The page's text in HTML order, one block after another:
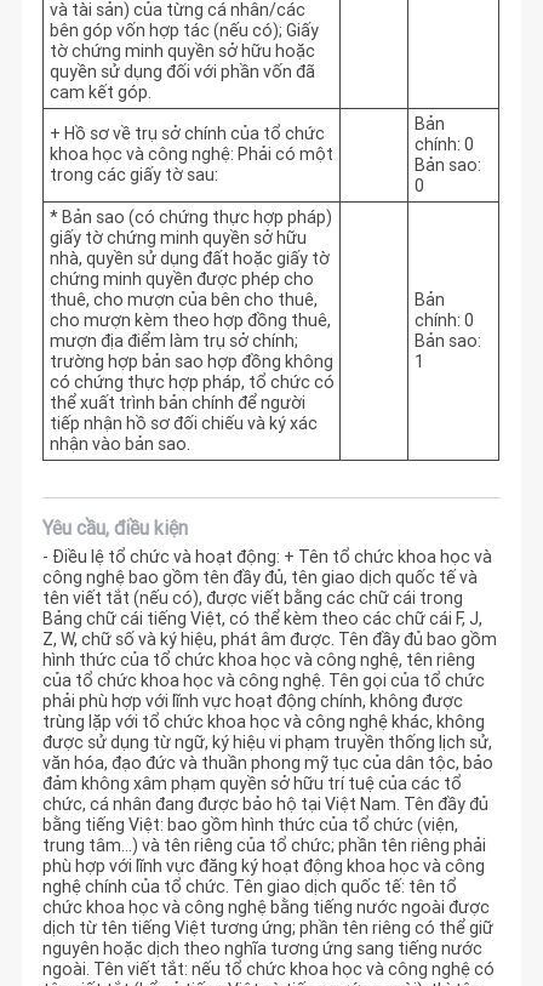
và tài sản) của từng cá nhân/các
bên góp vốn hợp tác (nếu có); Giấy
tờ chứng minh quyền sở hữu hoặc
quyền sử dụng đối với phần vốn đã
cam kết góp.
+ Hồ sơ về trụ sở chính của tổ chức
khoa học và công nghệ: Phải có một
trong các giấy tờ sau:
Bản
chính: 0
Bản sao:
0
* Bản sao (có chứng thực hợp pháp)
giấy tờ chứng minh quyền sở hữu
nhà, quyền sử dụng đất hoặc giấy tờ
chứng minh quyền được phép cho
thuê, cho mượn của bên cho thuê,
cho mượn kèm theo hợp đồng thuê,
mượn địa điểm làm trụ sở chính;
trường hợp bản sao hợp đồng không
có chứng thực hợp pháp, tổ chức có
thể xuất trình bản chính để người
tiếp nhận hồ sơ đối chiếu và ký xác
nhận vào bản sao.
Bản
chính: 0
Bản sao:
1
Yêu cầu, điều kiện
- Điều lệ tổ chức và hoạt động: + Tên tổ chức khoa học và
công nghệ bao gồm tên đầy đủ, tên giao dịch quốc tế và
tên viết tắt (nếu có), được viết bằng các chữ cái trong
Bảng chữ cái tiếng Việt, có thể kèm theo các chữ cái F, J,
Z, W, chữ số và ký hiệu, phát âm được. Tên đầy đủ bao gồm
hình thức của tổ chức khoa học và công nghệ, tên riêng
của tổ chức khoa học và công nghệ. Tên gọi của tổ chức
phải phù hợp với lĩnh vực hoạt động chính, không được
trùng lặp với tổ chức khoa học và công nghệ khác, không
được sử dụng từ ngữ, ký hiệu vi phạm truyền thống lịch sử,
văn hóa, đạo đức và thuần phong mỹ tục của dân tộc, bảo
đảm không xâm phạm quyền sở hữu trí tuệ của các tổ
chức, cá nhân đang được bảo hộ tại Việt Nam. Tên đầy đủ
bằng tiếng Việt: bao gồm hình thức của tổ chức (viện,
trung tâm…) và tên riêng của tổ chức; phần tên riêng phải
phù hợp với lĩnh vực đăng ký hoạt động khoa học và công
nghệ chính của tổ chức. Tên giao dịch quốc tế: tên tổ
chức khoa học và công nghệ bằng tiếng nước ngoài được
dịch từ tên tiếng Việt tương ứng; phần tên riêng có thể giữ
nguyên hoặc dịch theo nghĩa tương ứng sang tiếng nước
ngoài. Tên viết tắt: nếu tổ chức khoa học và công nghệ có